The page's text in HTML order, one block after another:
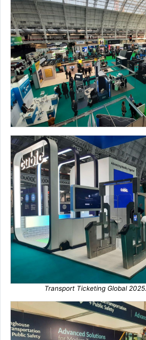
Transport Ticketing Global